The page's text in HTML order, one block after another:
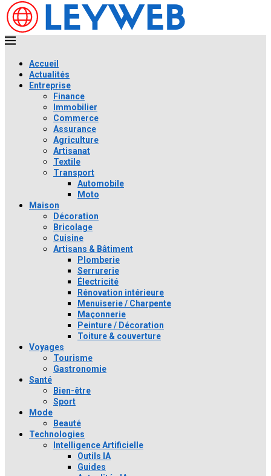
Accueil
Actualités
Entreprise
Finance
Immobilier
Commerce
Assurance
Agriculture
Artisanat
Textile
Transport
Automobile
Moto
Maison
Décoration
Bricolage
Cuisine
Artisans & Bâtiment
Plomberie
Serrurerie
Électricité
Rénovation intérieure
Menuiserie / Charpente
Maçonnerie
Peinture / Décoration
Toiture & couverture
Voyages
Tourisme
Gastronomie
Santé
Bien-être
Sport
Mode
Beauté
Technologies
Intelligence Artificielle
Outils IA
Guides